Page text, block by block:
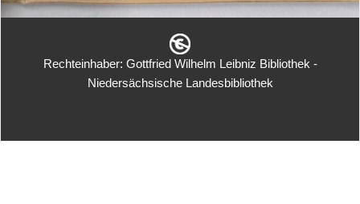
Rechteinhaber: Gottfried Wilhelm Leibniz Bibliothek -
Niedersächsische Landesbibliothek